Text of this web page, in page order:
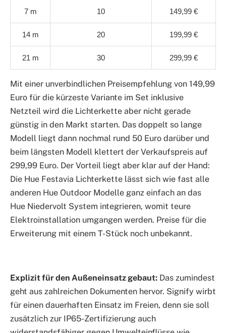
7 m 10 149,99 €
14 m 20 199,99 €
21 m 30 299,99 €
Mit einer unverbindlichen Preisempfehlung von 149,99
Euro für die kürzeste Variante im Set inklusive
Netzteil wird die Lichterkette aber nicht gerade
günstig in den Markt starten. Das doppelt so lange
Modell liegt dann nochmal rund 50 Euro darüber und
beim längsten Modell klettert der Verkaufspreis auf
299,99 Euro. Der Vorteil liegt aber klar auf der Hand:
Die Hue Festavia Lichterkette lässt sich wie fast alle
anderen Hue Outdoor Modelle ganz einfach an das
Hue Niedervolt System integrieren, womit teure
Elektroinstallation umgangen werden. Preise für die
Erweiterung mit einem T-Stück noch unbekannt.
Explizit für den Außeneinsatz gebaut: Das zumindest
geht aus zahlreichen Dokumenten hervor. Signify wirbt
für einen dauerhaften Einsatz im Freien, denn sie soll
zusätzlich zur IP65-Zertifizierung auch